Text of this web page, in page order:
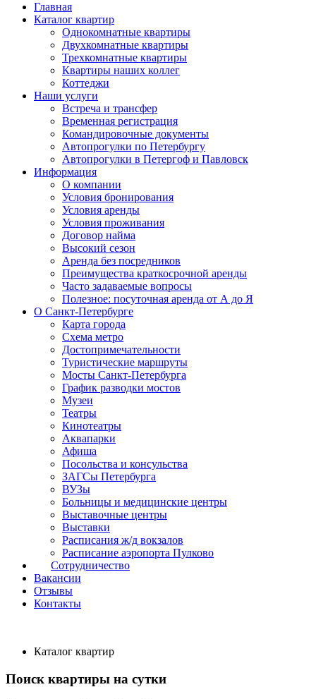
Главная
Каталог квартир
Однокомнатные квартиры
Двухкомнатные квартиры
Трехкомнатные квартиры
Квартиры наших коллег
Коттеджи
Наши услуги
Встреча и трансфер
Временная регистрация
Командировочные документы
Автопрогулки по Петербургу
Автопрогулки в Петергоф и Павловск
Информация
О компании
Условия бронирования
Условия аренды
Условия проживания
Договор найма
Высокий сезон
Аренда без посредников
Преимущества краткосрочной аренды
Часто задаваемые вопросы
Полезное: посуточная аренда от А до Я
О Санкт-Петербурге
Карта города
Схема метро
Достопримечательности
Туристические маршруты
Мосты Санкт-Петербурга
График разводки мостов
Музеи
Театры
Кинотеатры
Аквапарки
Афиша
Посольства и консульства
ЗАГСы Петербурга
ВУЗы
Больницы и медицинские центры
Выставочные центры
Выставки
Расписания ж/д вокзалов
Расписание аэропорта Пулково
Сотрудничество
Вакансии
Отзывы
Контакты
Каталог квартир
Поиск квартиры на сутки